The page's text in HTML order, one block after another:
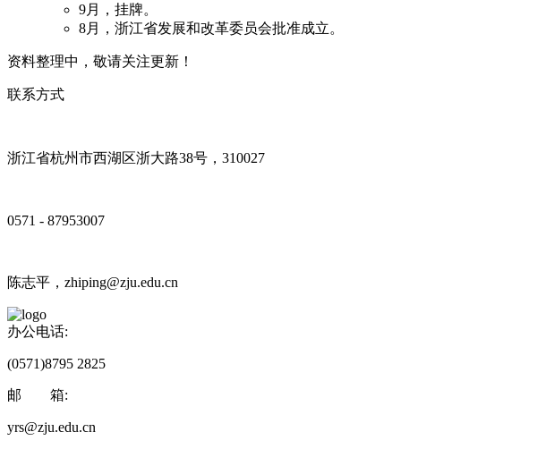
9月，挂牌。
8月，浙江省发展和改革委员会批准成立。
资料整理中，敬请关注更新！
联系方式
浙江省杭州市西湖区浙大路38号，310027
0571 - 87953007
陈志平，zhiping@zju.edu.cn
办公电话:
(0571)8795 2825
邮 箱:
yrs@zju.edu.cn